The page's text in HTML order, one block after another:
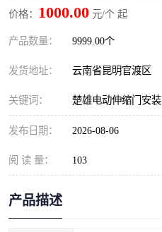
价格： 1000.00 元/个 起
产品数量： 9999.00个
发货地址： 云南省昆明官渡区
关键词： 楚雄电动伸缩门安装
发布日期： 2026-08-06
阅 读 量： 103
产品描述